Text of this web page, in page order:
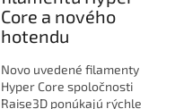
Core a nového
hotendu
Novo uvedené filamenty
Hyper Core spoločnosti
Raise3D ponúkajú rýchle